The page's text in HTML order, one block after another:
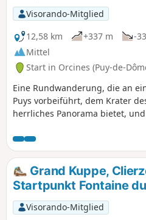
Visorando-Mitglied
12,58 km
+337 m -
Mittel
Start in Orcines (Puy-de-
Eine Rundwanderung, die an
Puys vorbeiführt, dem Krater
herrliches Panorama bietet,
Kaserne, einem ehemaligen
einem Antennenkreuz!
Grand Kuppe,
Startpunkt Fontaine
Visorando-Mitglied